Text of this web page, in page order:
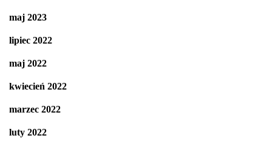
maj 2023
lipiec 2022
maj 2022
kwiecień 2022
marzec 2022
luty 2022